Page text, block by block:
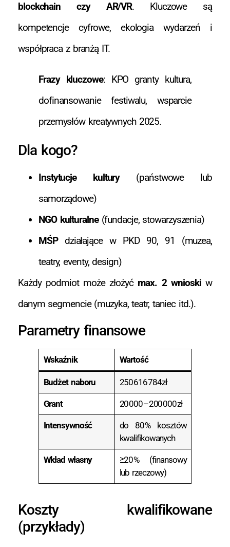
blockchain czy AR/VR. Kluczowe są
kompetencje cyfrowe, ekologia wydarzeń i
współpraca z branżą IT.
Frazy kluczowe: KPO granty kultura,
dofinansowanie festiwalu, wsparcie
przemysłów kreatywnych 2025.
Dla kogo?
Instytucje kultury(państwowe lub
samorządowe)
NGO kulturalne(fundacje, stowarzyszenia)
MŚPdziałające w PKD 90, 91 (muzea,
teatry, eventy, design)
Każdy podmiot może złożyć max. 2 wnioskiw
danym segmencie (muzyka, teatr, taniec itd.).
Parametry finansowe
Wskaźnik Wartość
Budżet naboru 250 616 784 zł
Grant 20 000 – 200 000 zł
Intensywność
do 80 % kosztów
kwalifikowanych
Wkład własny
≥ 20 % (finansowy
lub rzeczowy)
Koszty kwalifikowane
(przykłady)